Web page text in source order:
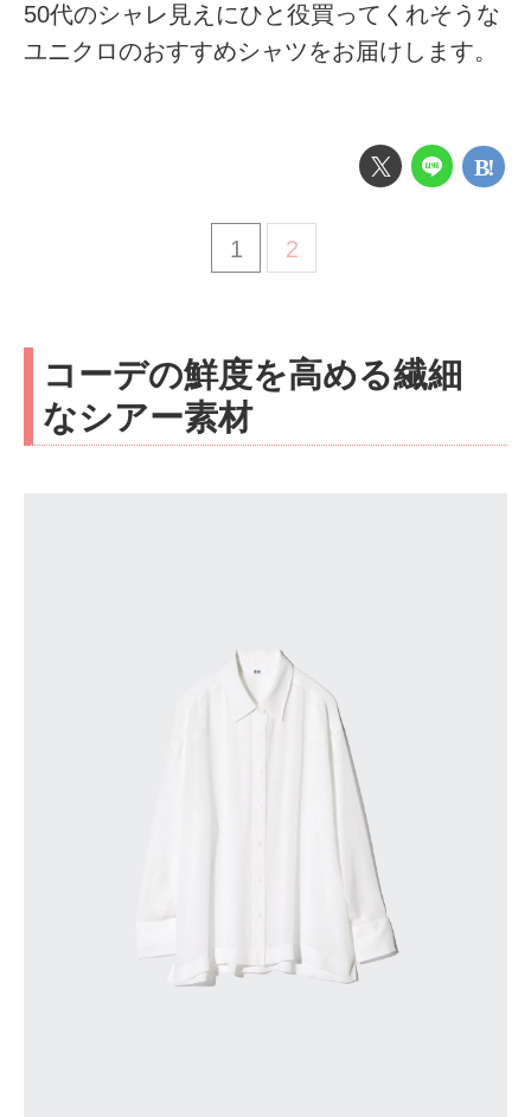
50代のシャレ見えにひと役買ってくれそうな
ユニクロのおすすめシャツをお届けします。
1 2
コーデの鮮度を高める繊細
なシアー素材